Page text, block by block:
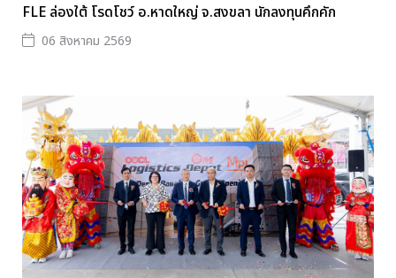
FLE ล่องใต้ โรดโชว์ อ.หาดใหญ่ จ.สงขลา นักลงทุนคึกคัก
06 สิงหาคม 2569